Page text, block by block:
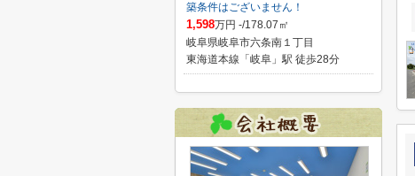
築条件はございません！
1,598万円 -/178.07㎡
岐阜県岐阜市六条南１丁目
東海道本線「岐阜」駅 徒歩28分